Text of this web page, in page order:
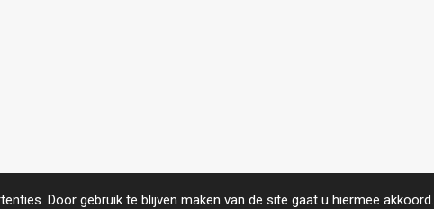
Door gebruik te blijven maken van de site gaat u hiermee akkoord.